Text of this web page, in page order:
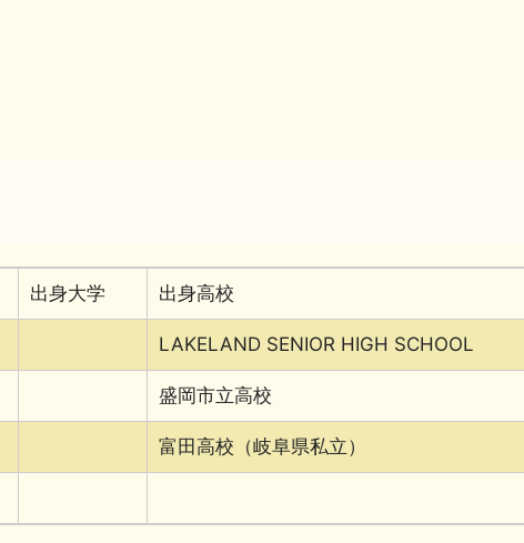
出身大学 出身高校
LAKELAND SENIOR HIGH SCHOOL
盛岡市立高校
富田高校（岐阜県私立）